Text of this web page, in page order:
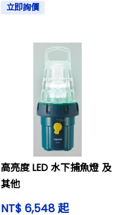
立即詢價
高亮度 LED 水下捕魚燈 及
其他
NT$ 6,548 起